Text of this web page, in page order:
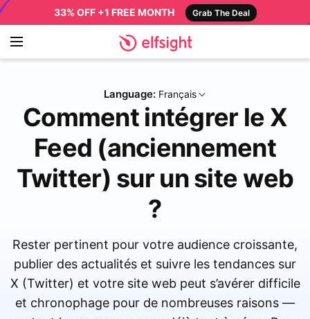
33% OFF +1 FREE MONTH Grab The Deal
Language: Français
Comment intégrer le X
Feed (anciennement
Twitter) sur un site web
?
Rester pertinent pour votre audience croissante,
publier des actualités et suivre les tendances sur
X (Twitter) et votre site web peut s’avérer difficile
et chronophage pour de nombreuses raisons —